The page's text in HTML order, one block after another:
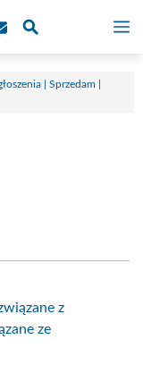
| Sprzedam |
z
ze